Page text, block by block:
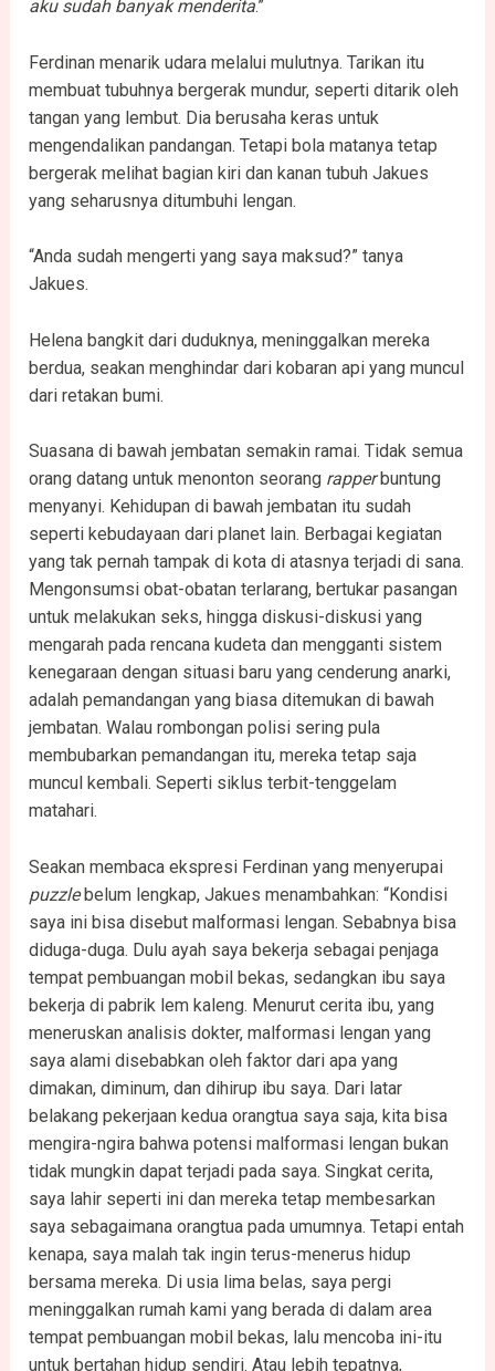
aku sudah banyak menderita.”
Ferdinan menarik udara melalui mulutnya. Tarikan itu
membuat tubuhnya bergerak mundur, seperti ditarik oleh
tangan yang lembut. Dia berusaha keras untuk
mengendalikan pandangan. Tetapi bola matanya tetap
bergerak melihat bagian kiri dan kanan tubuh Jakues
yang seharusnya ditumbuhi lengan.
“Anda sudah mengerti yang saya maksud?” tanya
Jakues.
Helena bangkit dari duduknya, meninggalkan mereka
berdua, seakan menghindar dari kobaran api yang muncul
dari retakan bumi.
Suasana di bawah jembatan semakin ramai. Tidak semua
orang datang untuk menonton seorang rapperbuntung
menyanyi. Kehidupan di bawah jembatan itu sudah
seperti kebudayaan dari planet lain. Berbagai kegiatan
yang tak pernah tampak di kota di atasnya terjadi di sana.
Mengonsumsi obat-obatan terlarang, bertukar pasangan
untuk melakukan seks, hingga diskusi-diskusi yang
mengarah pada rencana kudeta dan mengganti sistem
kenegaraan dengan situasi baru yang cenderung anarki,
adalah pemandangan yang biasa ditemukan di bawah
jembatan. Walau rombongan polisi sering pula
membubarkan pemandangan itu, mereka tetap saja
muncul kembali. Seperti siklus terbit-tenggelam
matahari.
Seakan membaca ekspresi Ferdinan yang menyerupai
puzzlebelum lengkap, Jakues menambahkan: “Kondisi
saya ini bisa disebut malformasi lengan. Sebabnya bisa
diduga-duga. Dulu ayah saya bekerja sebagai penjaga
tempat pembuangan mobil bekas, sedangkan ibu saya
bekerja di pabrik lem kaleng. Menurut cerita ibu, yang
meneruskan analisis dokter, malformasi lengan yang
saya alami disebabkan oleh faktor dari apa yang
dimakan, diminum, dan dihirup ibu saya. Dari latar
belakang pekerjaan kedua orangtua saya saja, kita bisa
mengira-ngira bahwa potensi malformasi lengan bukan
tidak mungkin dapat terjadi pada saya. Singkat cerita,
saya lahir seperti ini dan mereka tetap membesarkan
saya sebagaimana orangtua pada umumnya. Tetapi entah
kenapa, saya malah tak ingin terus-menerus hidup
bersama mereka. Di usia lima belas, saya pergi
meninggalkan rumah kami yang berada di dalam area
tempat pembuangan mobil bekas, lalu mencoba ini-itu
untuk bertahan hidup sendiri. Atau lebih tepatnya,